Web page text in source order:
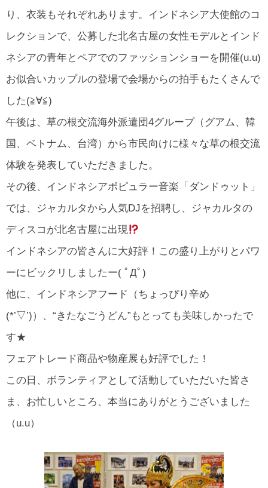
り、衣装もそれぞれあります。インドネシア大使館のコ
レクションで、公募した北名古屋の女性モデルとインド
ネシアの青年とペアでのファッションショーを開催(u.u)
お似合いカップルの登場で会場からの拍手もたくさんで
した(≧∀≦)
午後は、草の根交流海外派遣団4グループ（グアム、韓
国、ベトナム、台湾）から市民向けに様々な草の根交流
体験を発表していただきました。
その後、インドネシアポピュラー音楽「ダンドゥット」
では、ジャカルタから人気DJを招聘し、ジャカルタの
ディスコが北名古屋に出現
インドネシアの皆さんに大好評！この盛り上がりとパワ
ーにビックリしましたー( ﾟДﾟ)
他に、インドネシアフード（ちょっぴり辛め
(*’▽’)）、“きたなごうどん”もとっても美味しかったで
す★
フェアトレード商品や物産展も好評でした！
この日、ボランティアとして活動していただいた皆さ
ま、お忙しいところ、本当にありがとうございました
（u.u）